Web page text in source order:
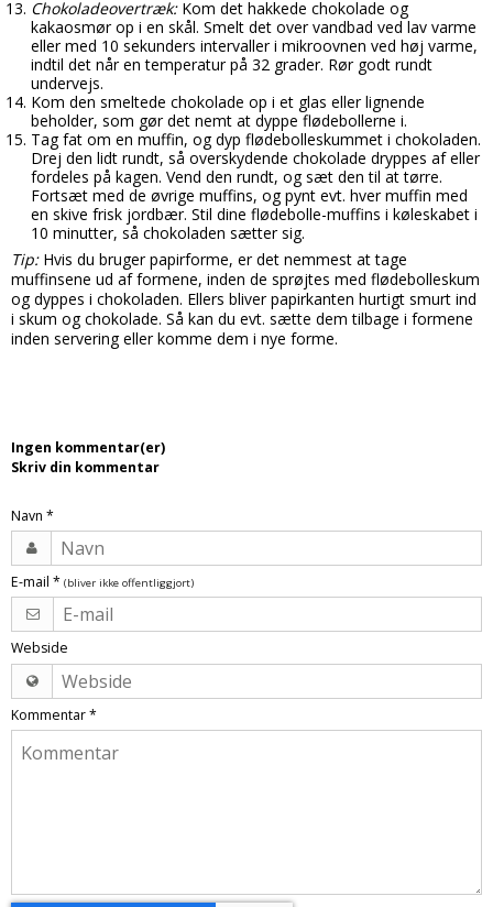
Chokoladeovertræk:Kom det hakkede chokolade og
kakaosmør op i en skål. Smelt det over vandbad ved lav varme
eller med 10 sekunders intervaller i mikroovnen ved høj varme,
indtil det når en temperatur på 32 grader. Rør godt rundt
undervejs.
Kom den smeltede chokolade op i et glas eller lignende
beholder, som gør det nemt at dyppe flødebollerne i.
Tag fat om en muffin, og dyp flødebolleskummet i chokoladen.
Drej den lidt rundt, så overskydende chokolade dryppes af eller
fordeles på kagen. Vend den rundt, og sæt den til at tørre.
Fortsæt med de øvrige muffins, og pynt evt. hver muffin med
en skive frisk jordbær. Stil dine flødebolle-muffins i køleskabet i
10 minutter, så chokoladen sætter sig.
Tip: Hvis du bruger papirforme, er det nemmest at tage
muffinsene ud af formene, inden de sprøjtes med flødebolleskum
og dyppes i chokoladen. Ellers bliver papirkanten hurtigt smurt ind
i skum og chokolade. Så kan du evt. sætte dem tilbage i formene
inden servering eller komme dem i nye forme.
Ingen kommentar(er)
Skriv din kommentar
Navn *
E-mail * (bliver ikke offentliggjort)
Webside
Kommentar*